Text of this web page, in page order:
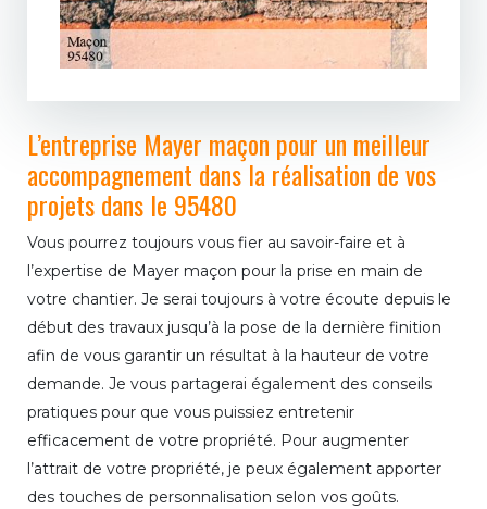
L’entreprise Mayer maçon pour un meilleur
accompagnement dans la réalisation de vos
projets dans le 95480
Vous pourrez toujours vous fier au savoir-faire et à
l’expertise de Mayer maçon pour la prise en main de
votre chantier. Je serai toujours à votre écoute depuis le
début des travaux jusqu’à la pose de la dernière finition
afin de vous garantir un résultat à la hauteur de votre
demande. Je vous partagerai également des conseils
pratiques pour que vous puissiez entretenir
efficacement de votre propriété. Pour augmenter
l’attrait de votre propriété, je peux également apporter
des touches de personnalisation selon vos goûts.